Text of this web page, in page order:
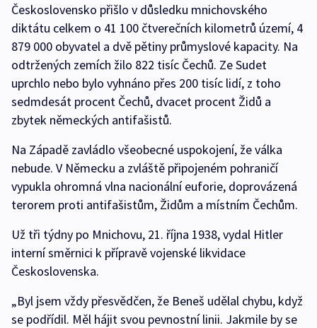
Československo přišlo v důsledku mnichovského
diktátu celkem o 41 100 čtverečních kilometrů území, 4
879 000 obyvatel a dvě pětiny průmyslové kapacity. Na
odtržených zemích žilo 822 tisíc Čechů. Ze Sudet
uprchlo nebo bylo vyhnáno přes 200 tisíc lidí, z toho
sedmdesát procent Čechů, dvacet procent Židů a
zbytek německých antifašistů.
Na Západě zavládlo všeobecné uspokojení, že válka
nebude. V Německu a zvláště připojeném pohraničí
vypukla ohromná vlna nacionální euforie, doprovázená
terorem proti antifašistům, Židům a místním Čechům.
Už tři týdny po Mnichovu, 21. října 1938, vydal Hitler
interní směrnici k přípravě vojenské likvidace
Československa.
„Byl jsem vždy přesvědčen, že Beneš udělal chybu, když
se podřídil. Měl hájit svou pevnostní linii. Jakmile by se